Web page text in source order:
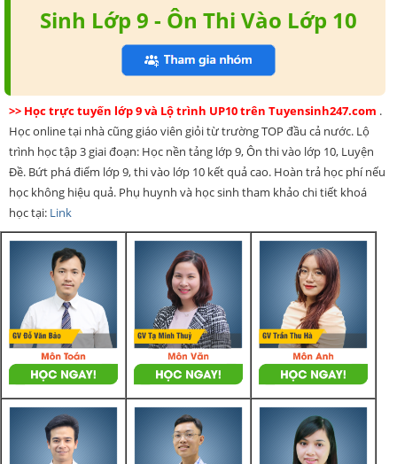
Sinh Lớp 9 - Ôn Thi Vào Lớp 10
>> Học trực tuyến lớp 9 và Lộ trình UP10 trên Tuyensinh247.com .
Học online tại nhà cũng giáo viên giỏi từ trường TOP đầu cả nước. Lộ
trình học tập 3 giai đoạn: Học nền tảng lớp 9, Ôn thi vào lớp 10, Luyện
Đề. Bứt phá điểm lớp 9, thi vào lớp 10 kết quả cao. Hoàn trả học phí nếu
học không hiệu quả. Phụ huynh và học sinh tham khảo chi tiết khoá
học tại: Link